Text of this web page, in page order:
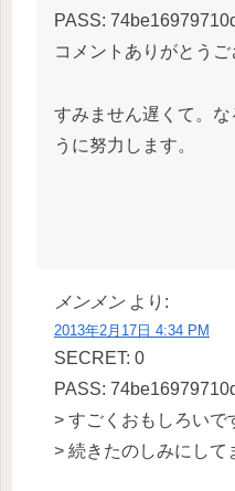
PASS:
コメントありがとうご
すみません遅くて。
うに努力します。
メンメン より:
2013年2月17日 4:34 PM
SECRET: 0
PASS:
> すごくおもしろいで
> 続きたのしみにして